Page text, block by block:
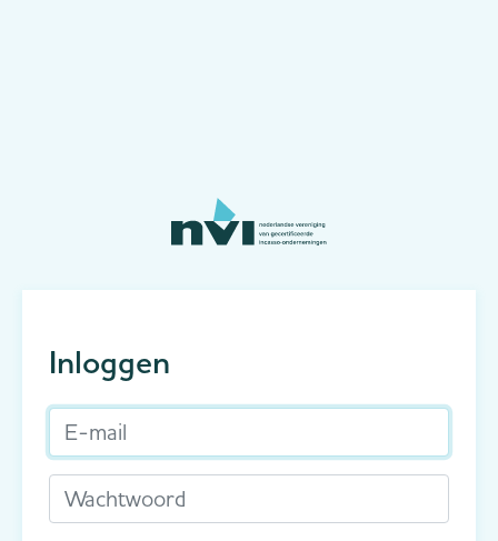
Inloggen
E-mail
Wachtwoord